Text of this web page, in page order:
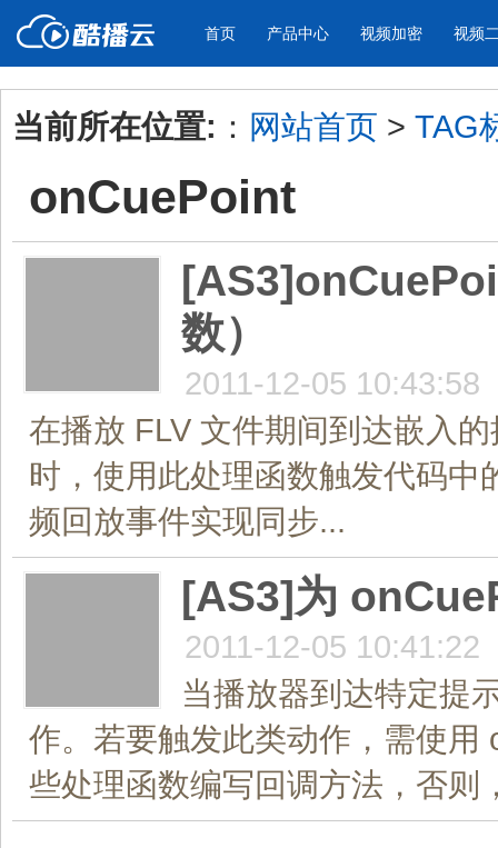
首页 产品中心
产品与新功能
视频加密防下载防录屏
防下载/防盗录/防录屏/防篡改
帮助企业视频
视频加密 视频
应用场景
企业宣传
为个人网站、博客论坛，添加视频
年会节目
当前所在位置: ： 网站首页 > TAG
onCuePoint
数）
2011-12-05 10:43:58
在播放 FLV 文件期间到达嵌入
时，使用此处理函数触发代码
频回放事件实现同步...
[AS3]为
2011-12-05 10:41:22
当播放器到达特定提
作。若要触发此类动作，需使用
些处理函数编写回调方法，否则